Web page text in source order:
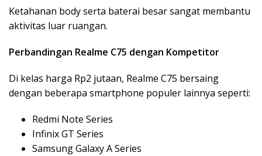
Ketahanan body serta baterai besar sangat membantu
aktivitas luar ruangan.
Perbandingan Realme C75 dengan Kompetitor
Di kelas harga Rp2 jutaan, Realme C75 bersaing
dengan beberapa smartphone populer lainnya seperti:
Redmi Note Series
Infinix GT Series
Samsung Galaxy A Series